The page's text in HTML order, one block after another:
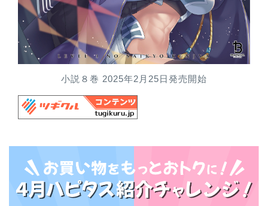
小説８巻 2025年2月25日発売開始
EVENT